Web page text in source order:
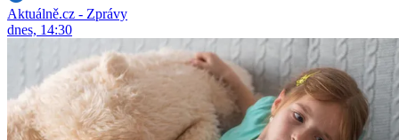
Aktuálně.cz - Zprávy
dnes, 14:30